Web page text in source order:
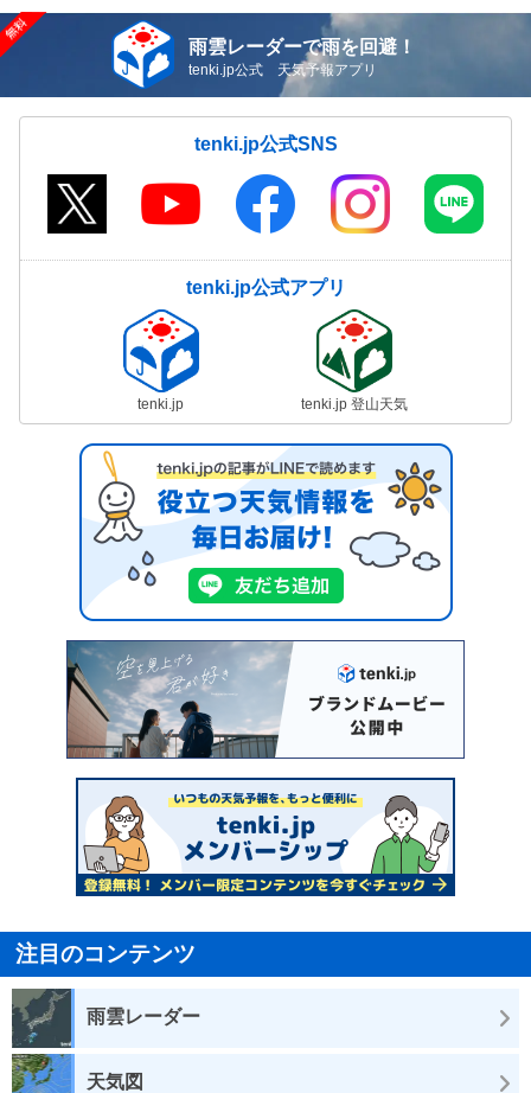
雨雲レーダーで雨を回避！
tenki.jp公式 天気予報アプリ
tenki.jp公式SNS
tenki.jp公式アプリ
tenki.jp tenki.jp 登山天気
注目のコンテンツ
雨雲レーダー
天気図